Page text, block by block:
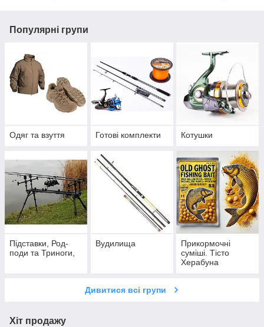
Популярні групи
Одяг та взуття Готові комплекти Котушки
Підставки, Род-
поди та Триноги,
Вудилища
Прикормочні
суміші. Тісто
Херабуна
Дивитися всі групи
Хіт продажу